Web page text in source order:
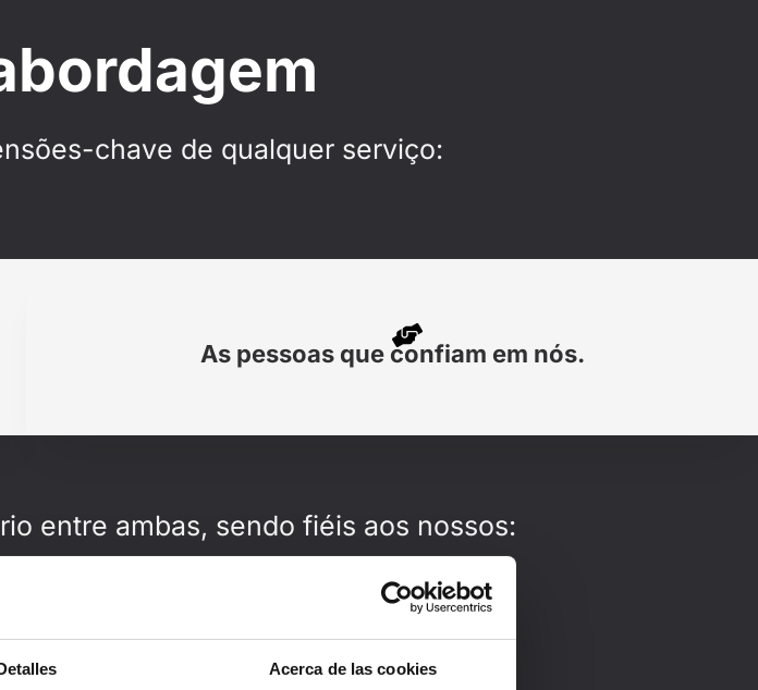
Acerca de las cookies
chave de qualquer serviço:
As pessoas que confiam em nós.
entre ambas, sendo fiéis aos nossos:
na vanguarda.